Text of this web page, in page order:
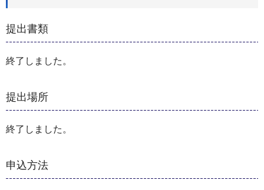
提出書類
終了しました。
提出場所
終了しました。
申込方法